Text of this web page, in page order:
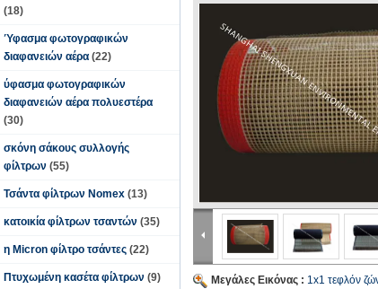
(18)
Ύφασμα φωτογραφικών
διαφανειών αέρα (22)
ύφασμα φωτογραφικών
διαφανειών αέρα πολυεστέρα
(30)
σκόνη σάκους συλλογής
φίλτρων (55)
Τσάντα φίλτρων Nomex (13)
κατοικία φίλτρων τσαντών (35)
η Micron φίλτρο τσάντες (22)
Πτυχωμένη κασέτα φίλτρων (9) Μεγάλες Εικόνας : 1x1 τεφλόν